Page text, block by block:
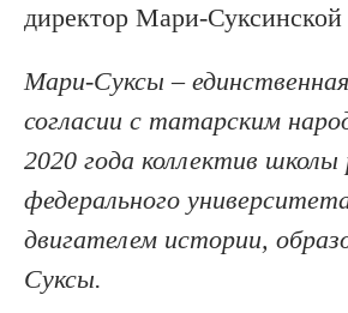
директор Мари-
Мари-Суксы –
согласии с татарским
2020 года коллектив
федерального
двигателем истории,
Суксы.